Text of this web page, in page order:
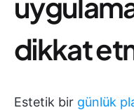
dikkat
Estetik bir günlük